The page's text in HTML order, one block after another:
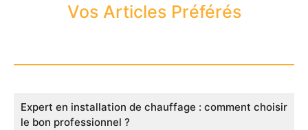
Vos Articles Préférés
Expert en installation de chauffage : comment choisir
le bon professionnel ?